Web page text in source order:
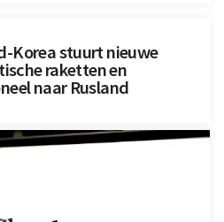
Korea stuurt nieuwe
raketten en
naar Rusland